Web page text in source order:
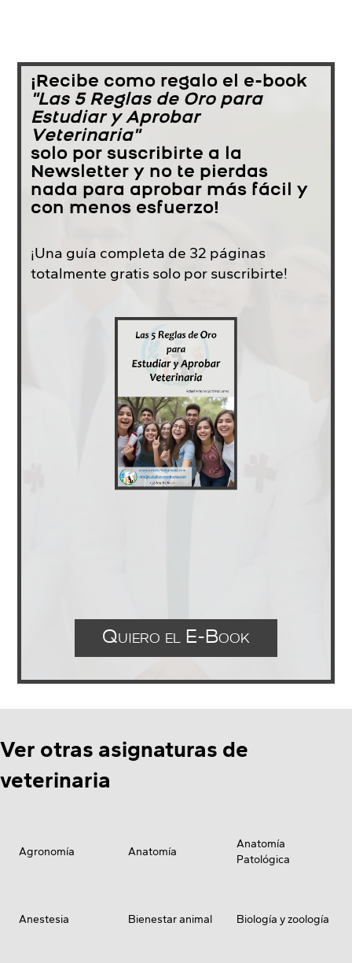
¡Recibe como regalo el e-book
"Las 5 Reglas de Oro para
Estudiar y Aprobar
Veterinaria"
solo por suscribirte a la
Newsletter y no te pierdas
nada para aprobar más fácil y
con menos esfuerzo!
¡Una guía completa de 32 páginas
totalmente gratis solo por suscribirte!
Quiero el E-Book
Ver otras asignaturas de
veterinaria
Agronomía Anatomía
Anatomía
Patológica
Anestesia Bienestar animal Biología y zoología